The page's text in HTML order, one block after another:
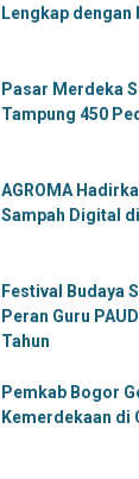
Lengkap dengan
Pasar Merdeka
Tampung 450
AGROMA
Sampah Digital
Festival Budaya
Peran Guru
Tahun
Pemkab Bogor
Kemerdekaan di